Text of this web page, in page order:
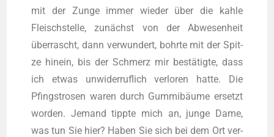
mit der Zun­ge immer wie­der über die kah­le
Fleisch­stel­le, zunächst von der Abwe­sen­heit
über­rascht, dann ver­wun­dert, bohr­te mit der Spit­
ze hin­ein, bis der Schmerz mir bestä­tig­te, dass
ich etwas unwi­der­ruf­lich ver­lo­ren hat­te. Die
Pfingst­ro­sen waren durch Gum­mi­bäu­me ersetzt
wor­den. Jemand tipp­te mich an, jun­ge Dame,
was tun Sie hier? Haben Sie sich bei dem Ort ver­